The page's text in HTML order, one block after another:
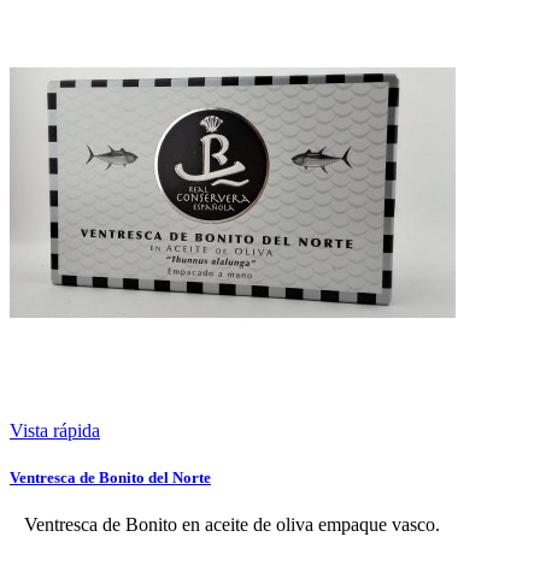
Vista rápida
Ventresca de Bonito del Norte
Ventresca de Bonito en aceite de oliva empaque vasco.